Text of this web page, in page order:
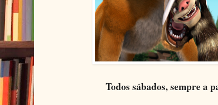
Todos sábados, sempre a